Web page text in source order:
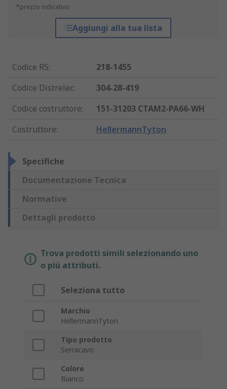
*prezzo indicativo
Aggiungi alla tua lista
Codice RS:
218-1455
Codice Distrelec:
304-28-419
Codice costruttore:
151-31203 CTAM2-PA66-WH
Costruttore: HellermannTyton
Specifiche
Documentazione Tecnica
Normative
Dettagli prodotto
Trova prodotti simili selezionando uno
o più attributi.
Seleziona tutto
Marchio
HellermannTyton
Tipo prodotto
Serracavo
Colore
Bianco